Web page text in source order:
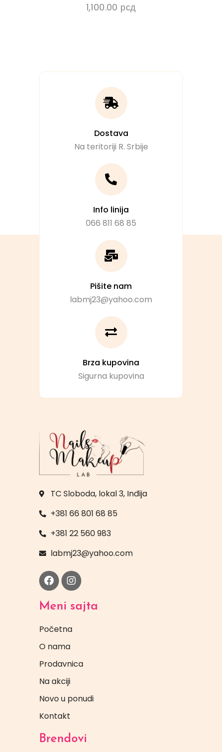
1,100.00 рсд
Dostava
Na teritoriji R. Srbije
Info linija
066 811 68 85
Pišite nam
labmj23@yahoo.com
Brza kupovina
Sigurna kupovina
TC Sloboda, lokal 3, Inđija
+381 66 801 68 85
+381 22 560 983
labmj23@yahoo.com
Meni sajta
Početna
O nama
Prodavnica
Na akciji
Novo u ponudi
Kontakt
Brendovi